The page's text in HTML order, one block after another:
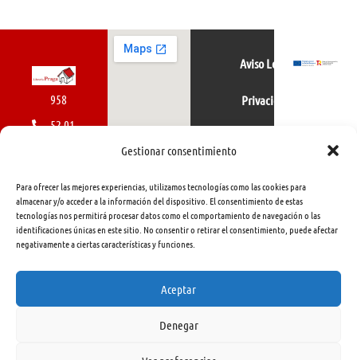
Gestionar consentimiento
Para ofrecer las mejores experiencias, utilizamos tecnologías como las cookies para
almacenar y/o acceder a la información del dispositivo. El consentimiento de estas
tecnologías nos permitirá procesar datos como el comportamiento de navegación o las
identificaciones únicas en este sitio. No consentir o retirar el consentimiento, puede afectar
negativamente a ciertas características y funciones.
Aceptar
Denegar
958
52 01
462
415
info@libreriapraga.com
Gracia,
Aviso Legal
Privacidad